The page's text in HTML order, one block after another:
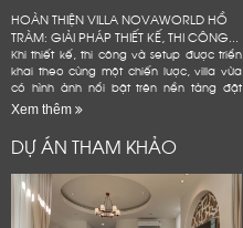
HOÀN THIỆN VILLA NOVAWORLD HỒ
TRÀM: GIẢI PHÁP THIẾT KẾ, THI CÔNG...
Khi thiết kế, thi công và setup được triển
khai theo cùng một chiến lược, villa vừa
có hình ảnh nổi bật trên nền tảng đặt
phòng, vừa bền hơn trong quá trình vận
Xem thêm
DỰ ÁN THAM KHẢO